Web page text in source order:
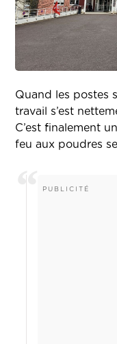
Quand les postes
travail s’est
C’est finalement
feu aux poudres